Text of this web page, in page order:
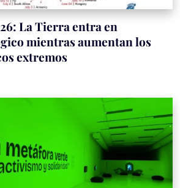
La Tierra entra en
mientras aumentan los
extremos